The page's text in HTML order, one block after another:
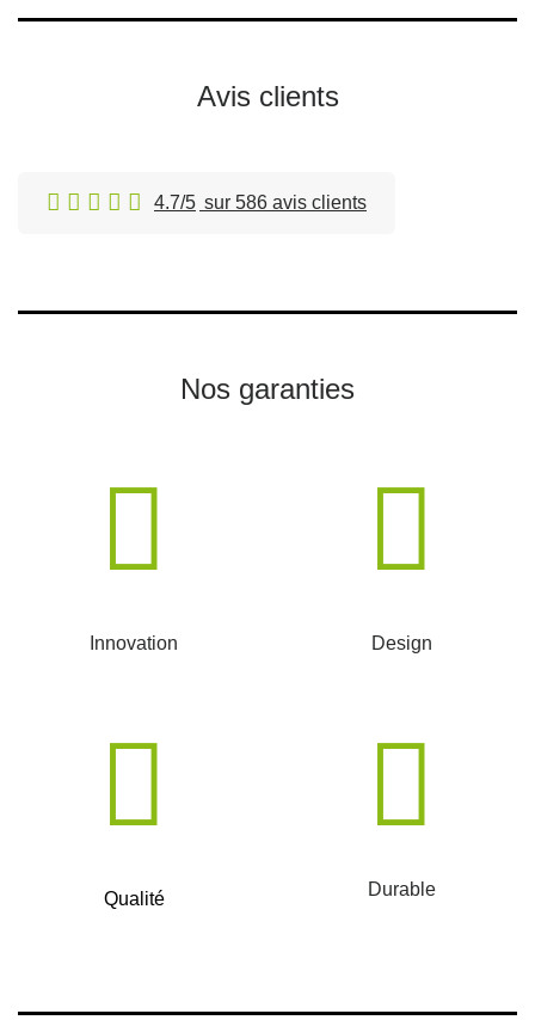
Avis clients
4.7/5 sur 586 avis clients
Nos garanties
Innovation Design
Qualité Durable